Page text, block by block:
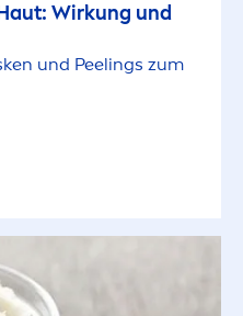
Wirkung und
und Peelings zum